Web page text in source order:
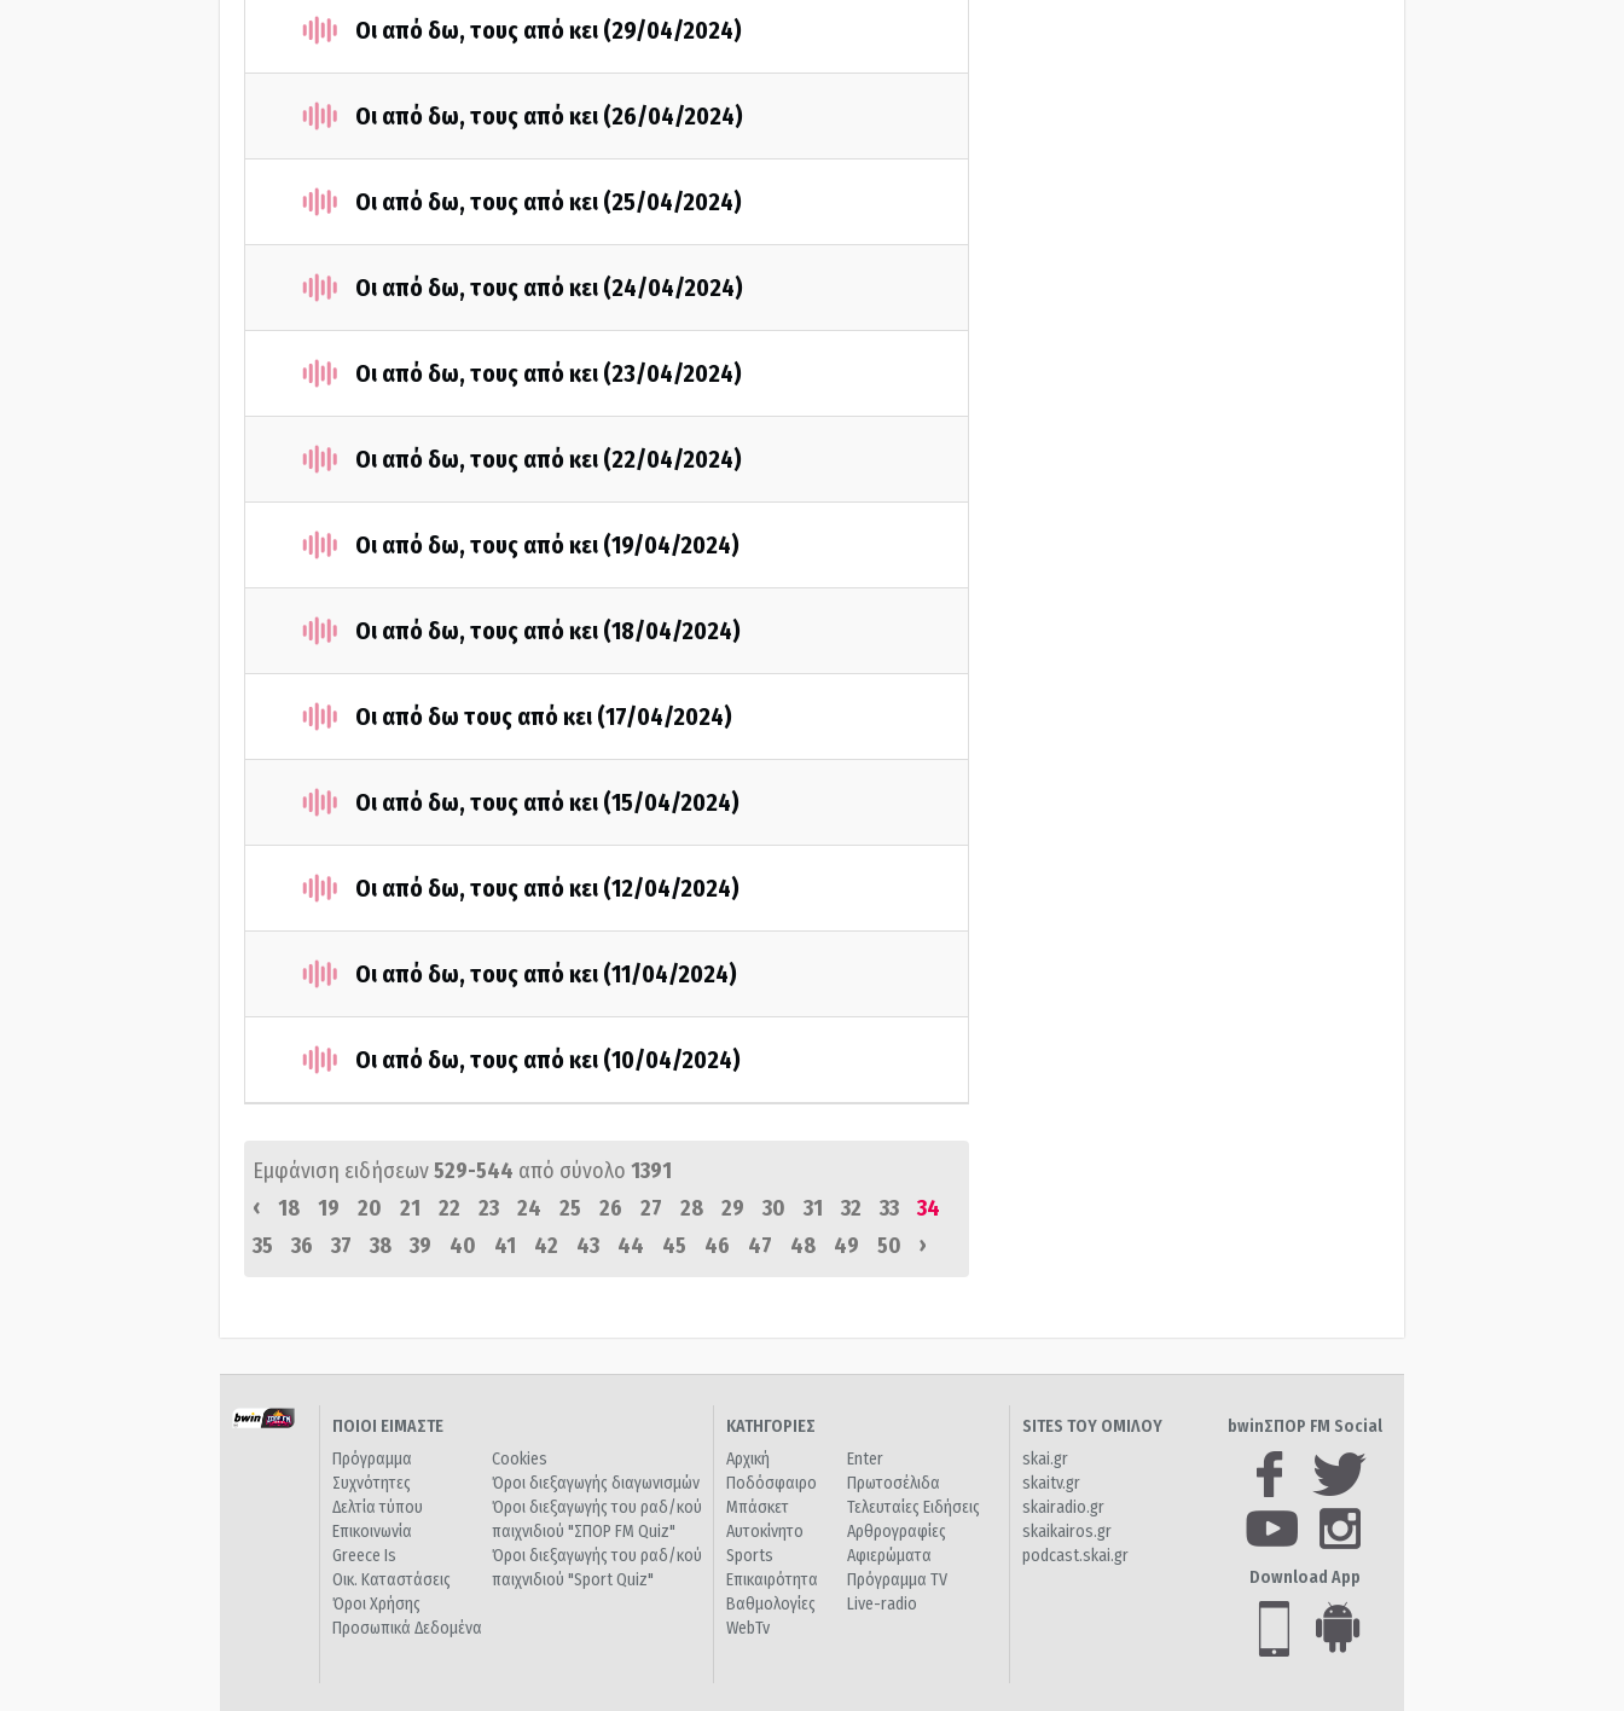
Οι από δω, τους από κει (29/04/2024)
Οι από δω, τους από κει (26/04/2024)
Οι από δω, τους από κει (25/04/2024)
Οι από δω, τους από κει (24/04/2024)
Οι από δω, τους από κει (23/04/2024)
Οι από δω, τους από κει (22/04/2024)
Οι από δω, τους από κει (19/04/2024)
Οι από δω, τους από κει (18/04/2024)
Οι από δω τους από κει (17/04/2024)
Οι από δω, τους από κει (15/04/2024)
Οι από δω, τους από κει (12/04/2024)
Οι από δω, τους από κει (11/04/2024)
Οι από δω, τους από κει (10/04/2024)
Εμφάνιση ειδήσεων529-544 από σύνολο 1391
‹
18 19 20 21 22 23 24 25 26 27 28 29 30 31 32 33
34
35
36 37 38 39 40 41 42 43 44 45 46 47 48 49 50 ›
ΠΟΙΟΙ ΕΙΜΑΣΤΕ
Πρόγραμμα
Συχνότητες
Δελτία τύπου
Επικοινωνία
Greece Is
Οικ. Καταστάσεις
Όροι Χρήσης
Προσωπικά Δεδομένα
Cookies
Όροι διεξαγωγής διαγωνισμών
Όροι διεξαγωγής του ραδ/κού
παιχνιδιού "ΣΠΟΡ FM Quiz"
Όροι διεξαγωγής του ραδ/κού
παιχνιδιού "Sport Quiz"
ΚΑΤΗΓΟΡΙΕΣ
Αρχική
Ποδόσφαιρο
Μπάσκετ
Αυτοκίνητο
Sports
Επικαιρότητα
Βαθμολογίες
WebTv
Enter
Πρωτοσέλιδα
Τελευταίες Ειδήσεις
Αρθρογραφίες
Αφιερώματα
Πρόγραμμα TV
Live-radio
SITES ΤΟΥ ΟΜΙΛΟΥ
skai.gr
skaitv.gr
skairadio.gr
skaikairos.gr
podcast.skai.gr
bwinΣΠΟΡ FM Social
Download App